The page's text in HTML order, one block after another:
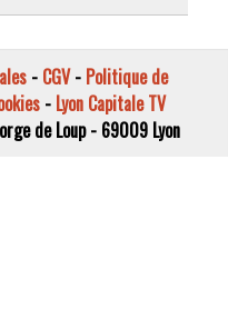
- CGV- Politique de
- Lyon Capitale TV
de Loup - 69009 Lyon